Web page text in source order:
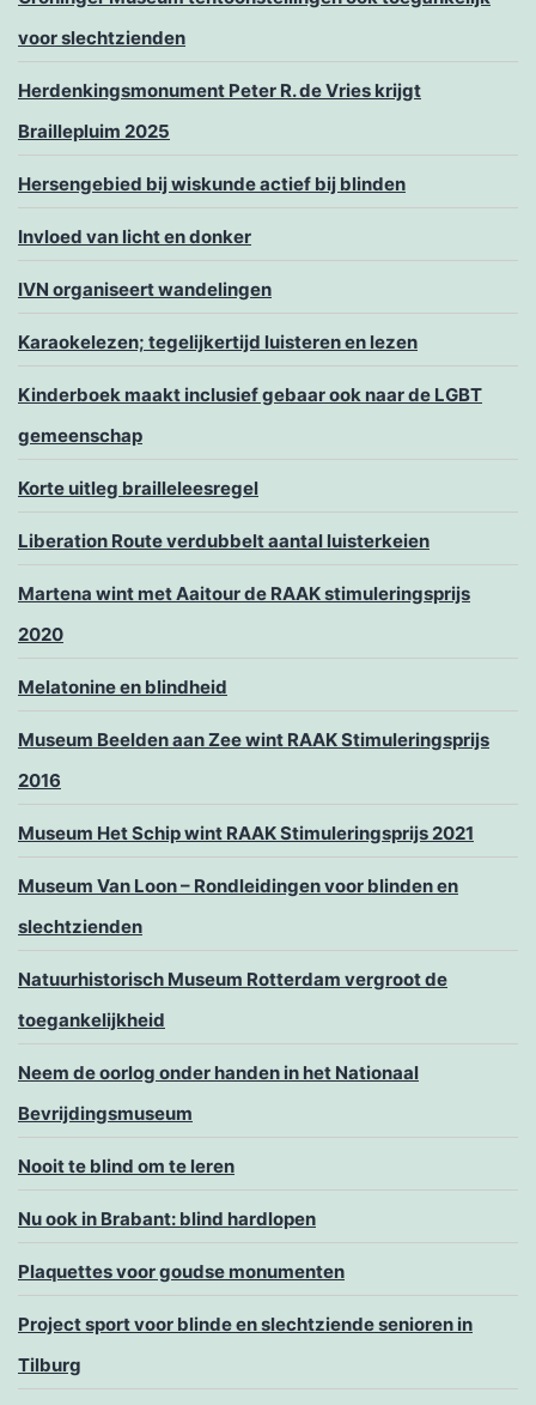
voor slechtzienden
Herdenkingsmonument Peter R. de Vries krijgt
Braillepluim 2025
Hersengebied bij wiskunde actief bij blinden
Invloed van licht en donker
IVN organiseert wandelingen
Karaokelezen; tegelijkertijd luisteren en lezen
Kinderboek maakt inclusief gebaar ook naar de LGBT
gemeenschap
Korte uitleg brailleleesregel
Liberation Route verdubbelt aantal luisterkeien
Martena wint met Aaitour de RAAK stimuleringsprijs
2020
Melatonine en blindheid
Museum Beelden aan Zee wint RAAK Stimuleringsprijs
2016
Museum Het Schip wint RAAK Stimuleringsprijs 2021
Museum Van Loon – Rondleidingen voor blinden en
slechtzienden
Natuurhistorisch Museum Rotterdam vergroot de
toegankelijkheid
Neem de oorlog onder handen in het Nationaal
Bevrijdingsmuseum
Nooit te blind om te leren
Nu ook in Brabant: blind hardlopen
Plaquettes voor goudse monumenten
Project sport voor blinde en slechtziende senioren in
Tilburg